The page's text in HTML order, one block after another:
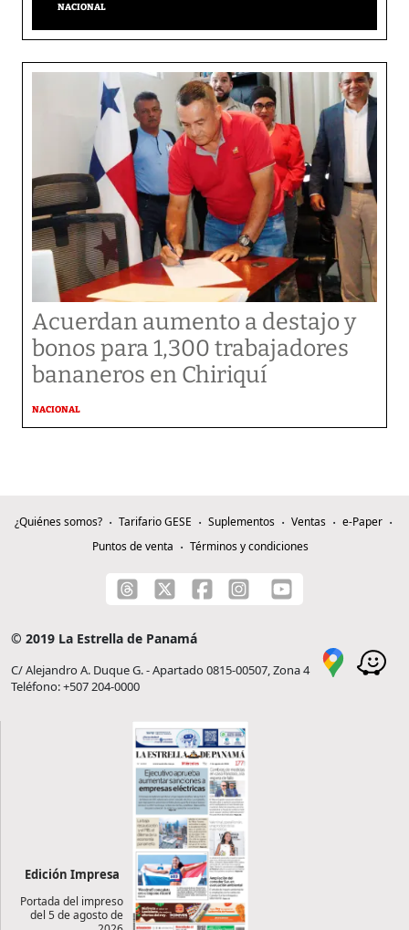
NACIONAL
Acuerdan aumento a destajo y
bonos para 1,300 trabajadores
bananeros en Chiriquí
NACIONAL
¿Quiénes somos? Tarifario GESE Suplementos Ventas
e-Paper
Puntos de venta
Términos y condiciones
© 2019 La Estrella de Panamá
C/ Alejandro A. Duque G. - Apartado 0815-00507, Zona 4
Teléfono: +507 204-0000
Edición Impresa
Portada del impreso
del 5 de agosto de